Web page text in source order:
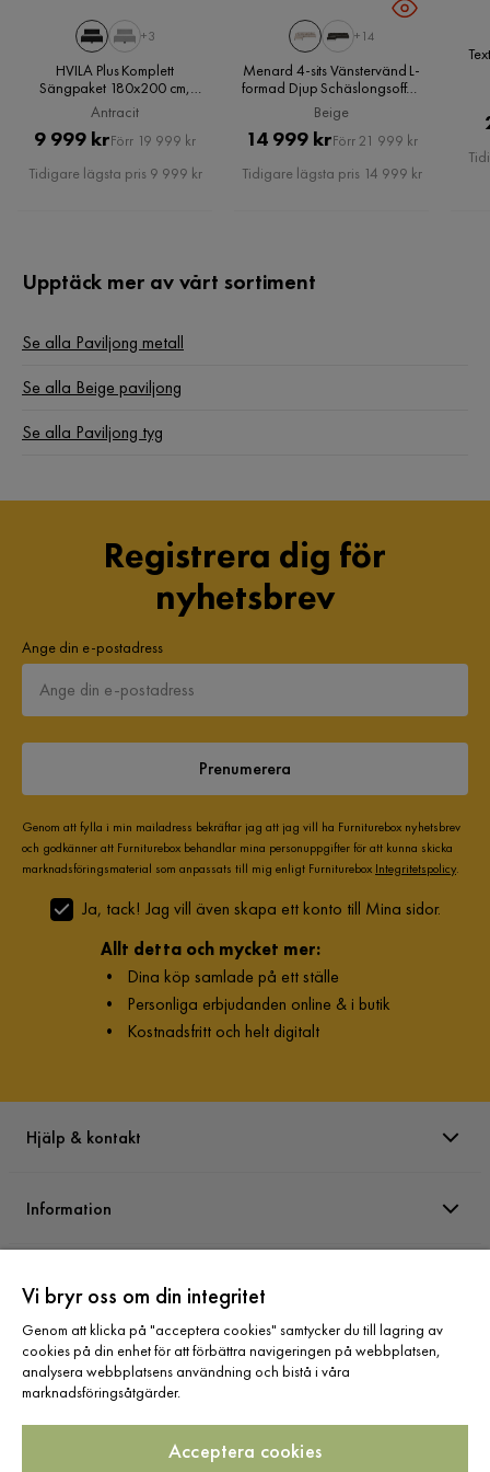
med är helt okej!
4 år sedan
Sollan
2 månader sedan
TN Teresa N
+3
HVILA Plus Komplett
Sängpaket 180x200 cm,
Antracit
Antracit
Pris
9 999 krOriginal
Pris
Förr 19 999 kr
Tidigare lägsta pris 9 999 kr
+14
Menard 4-sits Vänstervänd L-
formad Djup Schäslongsoffa i
Manchester, Beige
Beige
Pris
14 999 krOriginal
Pris
Förr 21 999 kr
Tidigare lägsta pris 14 999 kr
Upptäck mer av vårt sortiment
Se alla Paviljong metall
Se alla Beige paviljong
Se alla Paviljong tyg
Registrera dig för
nyhetsbrev
Ange din e-postadress
Prenumerera
Genom att fylla i min mailadress bekräftar jag att jag vill ha Furniturebox nyhetsbrev
och godkänner att Furniturebox behandlar mina personuppgifter för att kunna skicka
marknadsföringsmaterial som anpassats till mig enligt Furniturebox Integritetspolicy.
Ja, tack! Jag vill även skapa ett konto till Mina sidor.
Allt detta och mycket mer:
• Dina köp samlade på ett ställe
• Personliga erbjudanden online & i butik
• Kostnadsfritt och helt digitalt
Hjälp & kontakt
Information
Sortiment
Vi bryr oss om din integritet
Genom att klicka på "acceptera cookies" samtycker du till lagring av
cookies på din enhet för att förbättra navigeringen på webbplatsen,
analysera webbplatsens användning och bistå i våra
marknadsföringsåtgärder.
Acceptera cookies